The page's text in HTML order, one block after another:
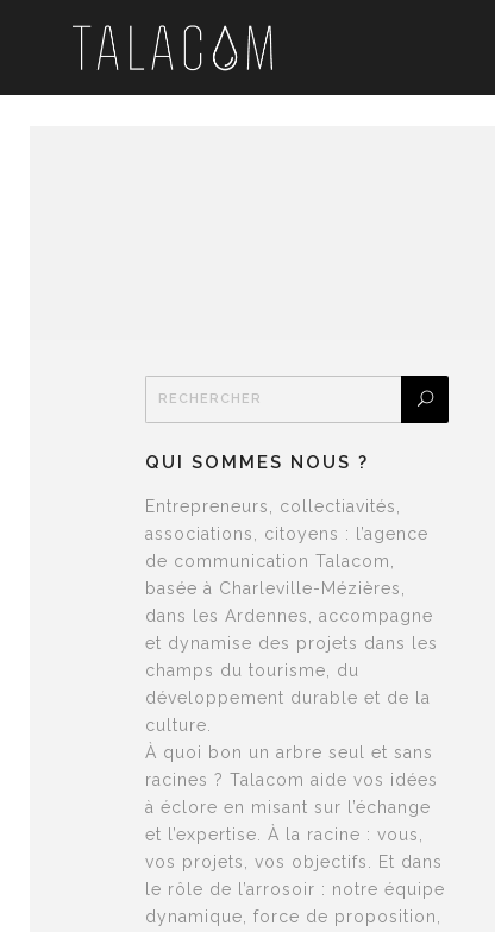
QUI SOMMES NOUS ?
Entrepreneurs, collectiavités,
associations, citoyens : l’agence
de communication Talacom,
basée à Charleville-Mézières,
dans les Ardennes, accompagne
et dynamise des projets dans les
champs du tourisme, du
développement durable et de la
culture.
À quoi bon un arbre seul et sans
racines ? Talacom aide vos idées
à éclore en misant sur l’échange
et l’expertise. À la racine : vous,
vos projets, vos objectifs. Et dans
le rôle de l’arrosoir : notre équipe
dynamique, force de proposition,